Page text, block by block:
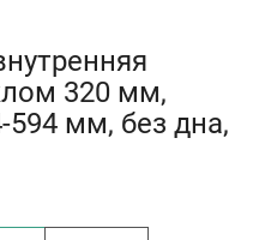
320 мм,
594 мм, без дна,